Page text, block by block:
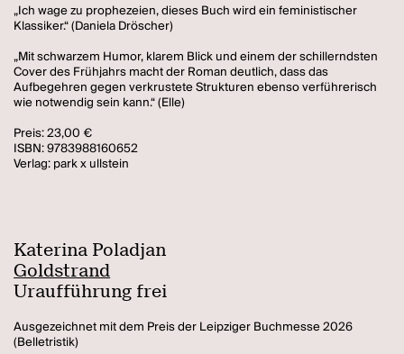
„Ich wage zu prophezeien, dieses Buch wird ein feministischer
Klassiker.“ (Daniela Dröscher)
„Mit schwarzem Humor, klarem Blick und einem der schillerndsten
Cover des Frühjahrs macht der Roman deutlich, dass das
Aufbegehren gegen verkrustete Strukturen ebenso verführerisch
wie notwendig sein kann.“ (Elle)
Preis: 23,00 €
ISBN: 9783988160652
Verlag: park x ullstein
Katerina Poladjan
Goldstrand
Uraufführung frei
Ausgezeichnet mit dem Preis der Leipziger Buchmesse 2026
(Belletristik)